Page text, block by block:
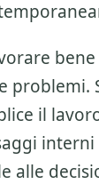
bene
problemi.
il
alle